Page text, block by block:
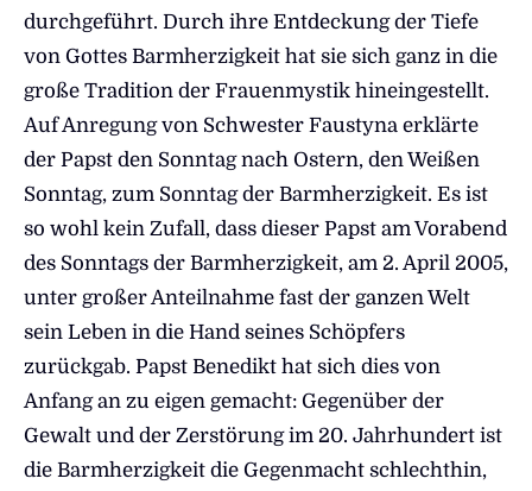
durchgeführt. Durch ihre Entdeckung der Tiefe
von Gottes Barmherzigkeit hat sie sich ganz in die
große Tradition der Frauenmystik hineingestellt.
Auf Anregung von Schwester Faustyna erklärte
der Papst den Sonntag nach Ostern, den Weißen
Sonntag, zum Sonntag der Barmherzigkeit. Es ist
so wohl kein Zufall, dass dieser Papst am Vorabend
des Sonntags der Barmherzigkeit, am 2. April 2005,
unter großer Anteilnahme fast der ganzen Welt
sein Leben in die Hand seines Schöpfers
zurückgab. Papst Benedikt hat sich dies von
Anfang an zu eigen gemacht: Gegenüber der
Gewalt und der Zerstörung im 20. Jahrhundert ist
die Barmherzigkeit die Gegenmacht schlechthin,